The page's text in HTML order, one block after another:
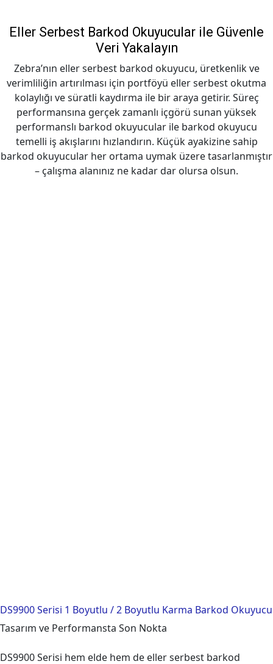
Eller Serbest Barkod Okuyucular ile Güvenle
Veri Yakalayın
Zebra’nın eller serbest barkod okuyucu, üretkenlik ve
verimliliğin artırılması için portföyü eller serbest okutma
kolaylığı ve süratli kaydırma ile bir araya getirir. Süreç
performansına gerçek zamanlı içgörü sunan yüksek
performanslı barkod okuyucular ile barkod okuyucu
temelli iş akışlarını hızlandırın. Küçük ayakizine sahip
barkod okuyucular her ortama uymak üzere tasarlanmıştır
– çalışma alanınız ne kadar dar olursa olsun.
DS9900 Serisi 1 Boyutlu / 2 Boyutlu Karma Barkod Okuyucu
Tasarım ve Performansta Son Nokta
DS9900 Serisi hem elde hem de eller serbest barkod